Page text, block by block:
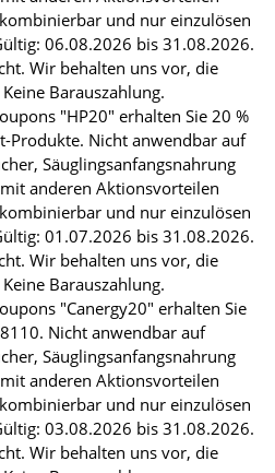
und nur einzulösen
06.08.2026 bis 31.08.2026.
Wir behalten uns vor, die
Barauszahlung.
"HP20" erhalten Sie 20 %
Produkte. Nicht anwendbar auf
Säuglingsanfangsnahrung
anderen Aktionsvorteilen
und nur einzulösen
01.07.2026 bis 31.08.2026.
Wir behalten uns vor, die
Barauszahlung.
"Canergy20" erhalten Sie
Nicht anwendbar auf
Säuglingsanfangsnahrung
anderen Aktionsvorteilen
und nur einzulösen
03.08.2026 bis 31.08.2026.
Wir behalten uns vor, die